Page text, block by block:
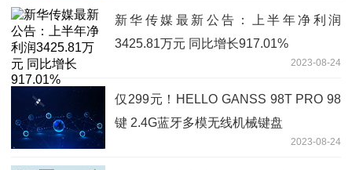
新华传媒最新公告：上半年净利润
3425.81万元 同比增长917.01%
2023-08-24
仅299元！HELLO GANSS 98T PRO 98
键 2.4G蓝牙多模无线机械键盘
2023-08-24